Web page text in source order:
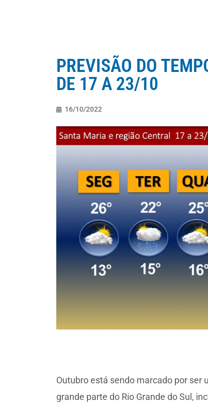
PREVISÃO DO
DE 17 A 23/10
16/10/2022
Outubro está sendo marcado por
grande parte do Rio Grande do Sul,